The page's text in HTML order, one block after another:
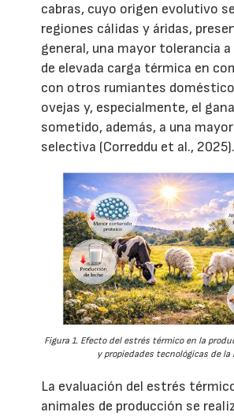
cabras, cuyo origen evolutivo
regiones cálidas y áridas,
general, una mayor tolerancia
de elevada carga térmica en
con otros rumiantes
ovejas y, especialmente, el
sometido, además, a una
selectiva (Correddu et al., 2025).
Figura 1. Efecto del estrés térmico en la
y propiedades tecnológicas de la
La evaluación del estrés
animales de producción se